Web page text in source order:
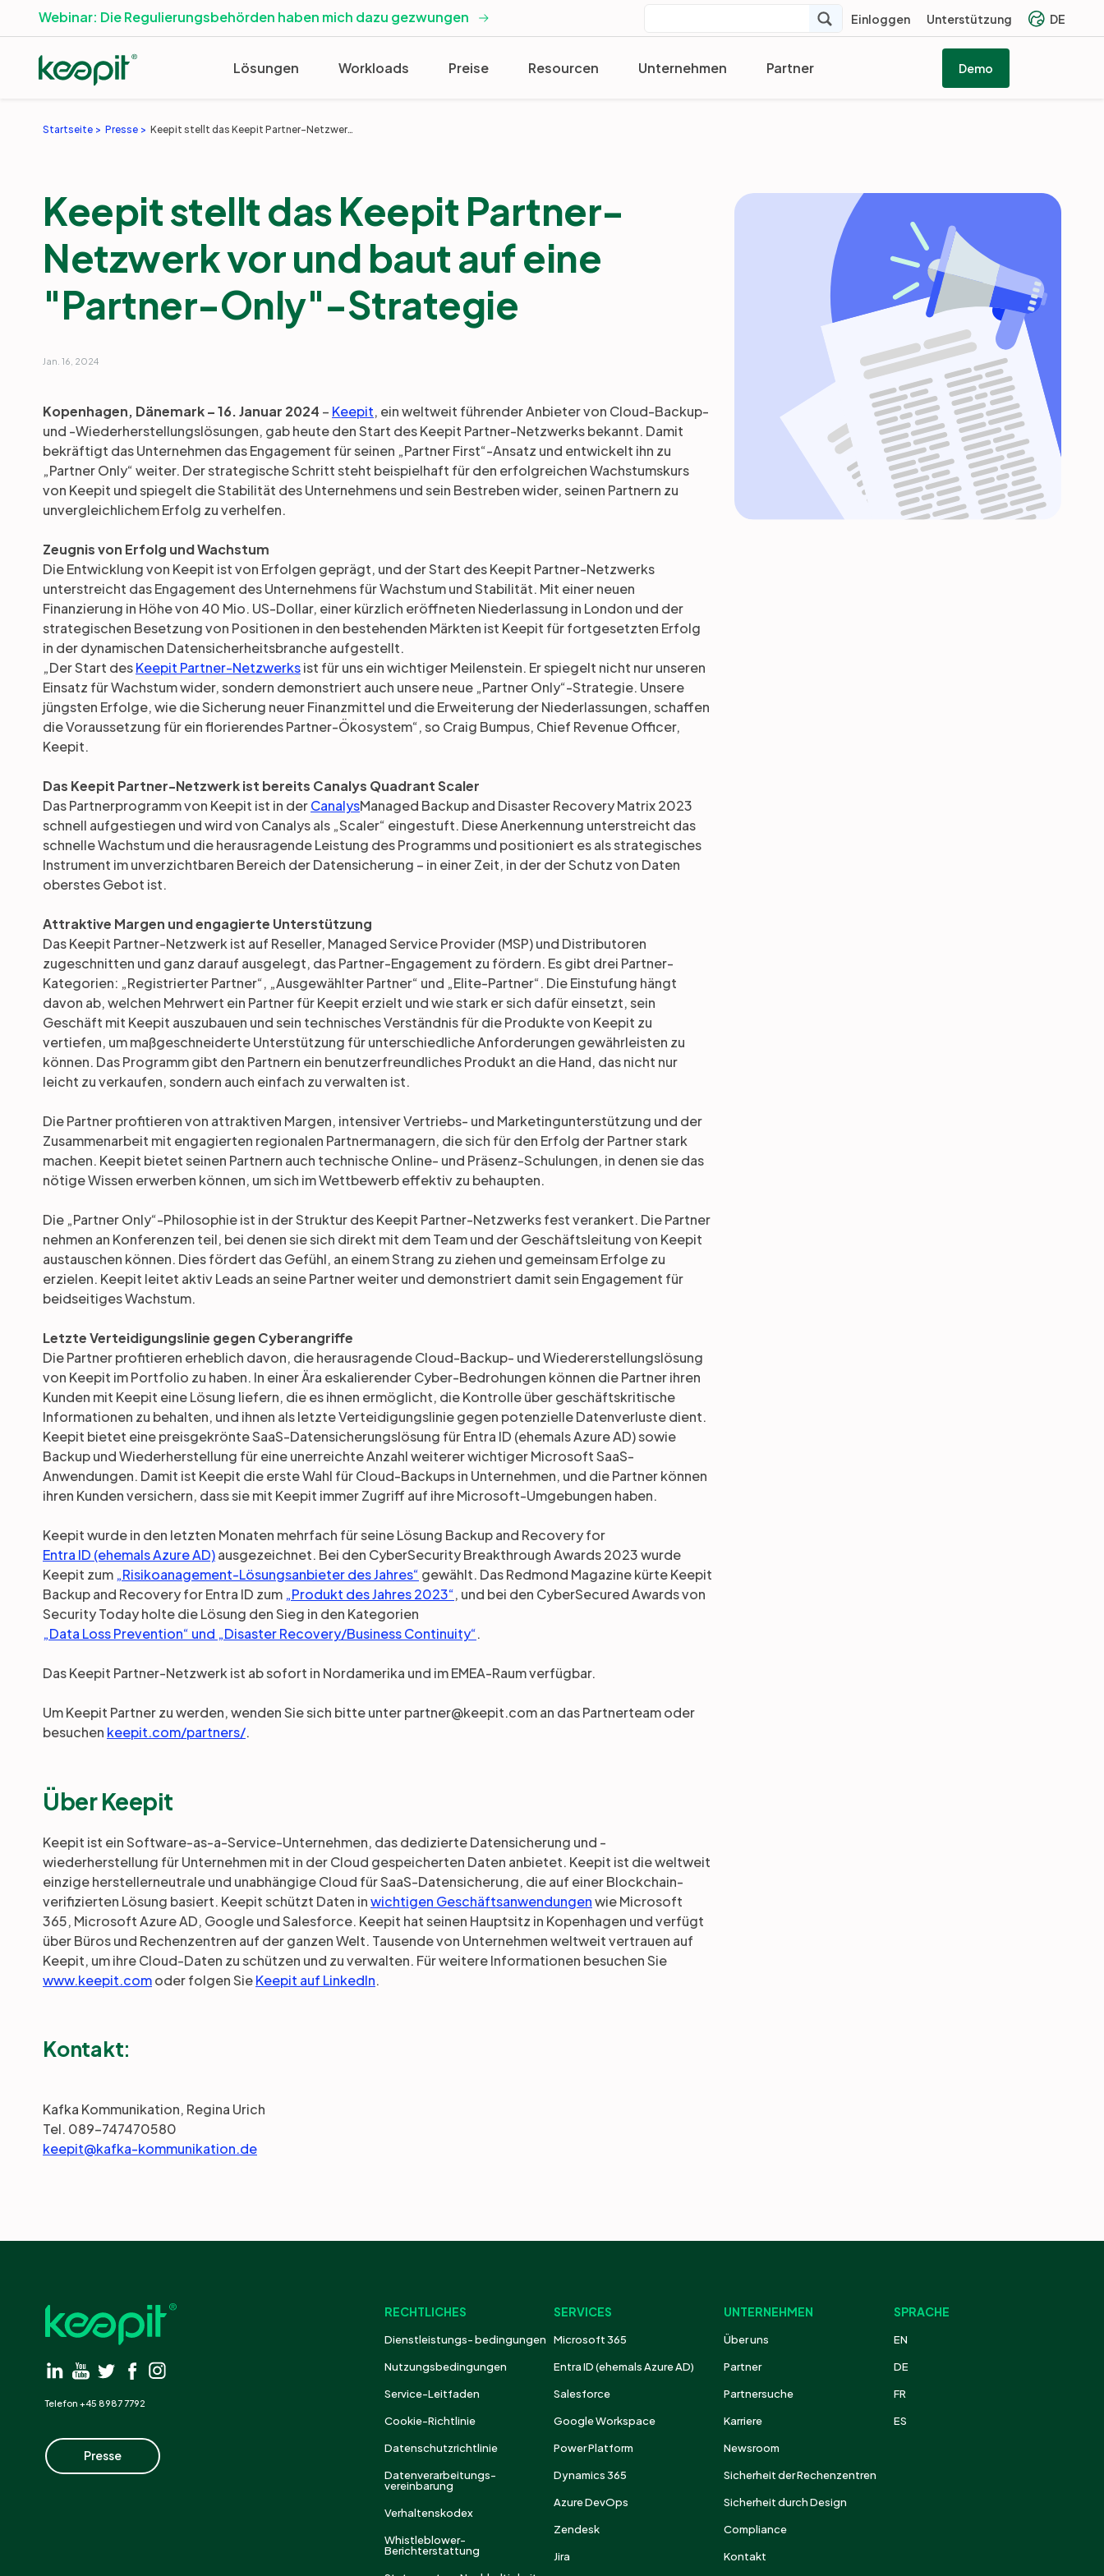
Webinar: Die Regulierungsbehörden haben mich dazu gezwungen Einloggen Unterstützung DE
Lösungen Workloads Preise Resourcen Unternehmen Partner Demo
Startseite Presse Keepit stellt das Keepit Partner-Netzwerk vor und baut auf eine "Partner-Only"-Strategie
Keepit stellt das Keepit Partner-
Netzwerk vor und baut auf eine
"Partner-Only"-Strategie
Jan. 16, 2024
Kopenhagen, Dänemark – 16. Januar 2024 – Keepit, ein weltweit führender Anbieter von Cloud-Backup-
und -Wiederherstellungslösungen, gab heute den Start des Keepit Partner-Netzwerks bekannt. Damit
bekräftigt das Unternehmen das Engagement für seinen „Partner First“-Ansatz und entwickelt ihn zu
„Partner Only“ weiter. Der strategische Schritt steht beispielhaft für den erfolgreichen Wachstumskurs
von Keepit und spiegelt die Stabilität des Unternehmens und sein Bestreben wider, seinen Partnern zu
unvergleichlichem Erfolg zu verhelfen.
Zeugnis von Erfolg und Wachstum
Die Entwicklung von Keepit ist von Erfolgen geprägt, und der Start des Keepit Partner-Netzwerks
unterstreicht das Engagement des Unternehmens für Wachstum und Stabilität. Mit einer neuen
Finanzierung in Höhe von 40 Mio. US-Dollar, einer kürzlich eröffneten Niederlassung in London und der
strategischen Besetzung von Positionen in den bestehenden Märkten ist Keepit für fortgesetzten Erfolg
in der dynamischen Datensicherheitsbranche aufgestellt.
„Der Start desKeepit Partner-Netzwerksist für uns ein wichtiger Meilenstein. Er spiegelt nicht nur unseren
Einsatz für Wachstum wider, sondern demonstriert auch unsere neue „Partner Only“-Strategie. Unsere
jüngsten Erfolge, wie die Sicherung neuer Finanzmittel und die Erweiterung der Niederlassungen, schaffen
die Voraussetzung für ein florierendes Partner-Ökosystem“, so Craig Bumpus, Chief Revenue Officer,
Keepit.
Das Keepit Partner-Netzwerk ist bereits Canalys Quadrant Scaler
Das Partnerprogramm von Keepit ist in derCanalysManaged Backup and Disaster Recovery Matrix 2023
schnell aufgestiegen und wird von Canalys als „Scaler“ eingestuft. Diese Anerkennung unterstreicht das
schnelle Wachstum und die herausragende Leistung des Programms und positioniert es als strategisches
Instrument im unverzichtbaren Bereich der Datensicherung – in einer Zeit, in der der Schutz von Daten
oberstes Gebot ist.
Attraktive Margen und engagierte Unterstützung
Das Keepit Partner-Netzwerk ist auf Reseller, Managed Service Provider (MSP) und Distributoren
zugeschnitten und ganz darauf ausgelegt, das Partner-Engagement zu fördern. Es gibt drei Partner-
Kategorien: „Registrierter Partner“, „Ausgewählter Partner“ und „Elite-Partner“. Die Einstufung hängt
davon ab, welchen Mehrwert ein Partner für Keepit erzielt und wie stark er sich dafür einsetzt, sein
Geschäft mit Keepit auszubauen und sein technisches Verständnis für die Produkte von Keepit zu
vertiefen, um maßgeschneiderte Unterstützung für unterschiedliche Anforderungen gewährleisten zu
können. Das Programm gibt den Partnern ein benutzerfreundliches Produkt an die Hand, das nicht nur
leicht zu verkaufen, sondern auch einfach zu verwalten ist.
Die Partner profitieren von attraktiven Margen, intensiver Vertriebs- und Marketingunterstützung und der
Zusammenarbeit mit engagierten regionalen Partnermanagern, die sich für den Erfolg der Partner stark
machen. Keepit bietet seinen Partnern auch technische Online- und Präsenz-Schulungen, in denen sie das
nötige Wissen erwerben können, um sich im Wettbewerb effektiv zu behaupten.
Die „Partner Only“-Philosophie ist in der Struktur des Keepit Partner-Netzwerks fest verankert. Die Partner
nehmen an Konferenzen teil, bei denen sie sich direkt mit dem Team und der Geschäftsleitung von Keepit
austauschen können. Dies fördert das Gefühl, an einem Strang zu ziehen und gemeinsam Erfolge zu
erzielen. Keepit leitet aktiv Leads an seine Partner weiter und demonstriert damit sein Engagement für
beidseitiges Wachstum.
Letzte Verteidigungslinie gegen Cyberangriffe
Die Partner profitieren erheblich davon, die herausragende Cloud-Backup- und Wiedererstellungslösung
von Keepit im Portfolio zu haben. In einer Ära eskalierender Cyber-Bedrohungen können die Partner ihren
Kunden mit Keepit eine Lösung liefern, die es ihnen ermöglicht, die Kontrolle über geschäftskritische
Informationen zu behalten, und ihnen als letzte Verteidigungslinie gegen potenzielle Datenverluste dient.
Keepit bietet eine preisgekrönte SaaS-Datensicherungslösung für Entra ID (ehemals Azure AD) sowie
Backup und Wiederherstellung für eine unerreichte Anzahl weiterer wichtiger Microsoft SaaS-
Anwendungen. Damit ist Keepit die erste Wahl für Cloud-Backups in Unternehmen, und die Partner können
ihren Kunden versichern, dass sie mit Keepit immer Zugriff auf ihre Microsoft-Umgebungen haben.
Keepit wurde in den letzten Monaten mehrfach für seine Lösung Backup and Recovery for
Entra ID (ehemals Azure AD)ausgezeichnet. Bei den CyberSecurity Breakthrough Awards 2023 wurde
Keepit zum „Risikoanagement-Lösungsanbieter des Jahres“ gewählt. Das Redmond Magazine kürte Keepit
Backup and Recovery for Entra ID zum „Produkt des Jahres 2023“, und bei den CyberSecured Awards von
Security Today holte die Lösung den Sieg in den Kategorien
„Data Loss Prevention“ und „Disaster Recovery/Business Continuity“.
Das Keepit Partner-Netzwerk ist ab sofort in Nordamerika und im EMEA-Raum verfügbar.
Um Keepit Partner zu werden, wenden Sie sich bitte unter partner@keepit.com an das Partnerteam oder
besuchen keepit.com/partners/.
Über Keepit
Keepit ist ein Software-as-a-Service-Unternehmen, das dedizierte Datensicherung und -
wiederherstellung für Unternehmen mit in der Cloud gespeicherten Daten anbietet. Keepit ist die weltweit
einzige herstellerneutrale und unabhängige Cloud für SaaS-Datensicherung, die auf einer Blockchain-
verifizierten Lösung basiert. Keepit schützt Daten inwichtigen Geschäftsanwendungenwie Microsoft
365, Microsoft Azure AD, Google und Salesforce. Keepit hat seinen Hauptsitz in Kopenhagen und verfügt
über Büros und Rechenzentren auf der ganzen Welt. Tausende von Unternehmen weltweit vertrauen auf
Keepit, um ihre Cloud-Daten zu schützen und zu verwalten. Für weitere Informationen besuchen Sie
www.keepit.comoder folgen SieKeepit auf LinkedIn.
Kontakt:
Kafka Kommunikation, Regina Urich
Tel. 089-747470580
keepit@kafka-kommunikation.de
RECHTLICHES
Dienstleistungs- bedingungen
Nutzungsbedingungen
Service-Leitfaden
Cookie-Richtlinie
Datenschutzrichtlinie
Datenverarbeitungs-
vereinbarung
Verhaltenskodex
Whistleblower-
Berichterstattung
SERVICES
Microsoft 365
Entra ID (ehemals Azure AD)
Salesforce
Google Workspace
Power Platform
Dynamics 365
Azure DevOps
Zendesk
Jira
UNTERNEHMEN
Über uns
Partner
Partnersuche
Karriere
Newsroom
Sicherheit der Rechenzentren
Sicherheit durch Design
Compliance
Kontakt
SPRACHE
EN
DE
FR
ES
Presse
Telefon +45 8987 7792